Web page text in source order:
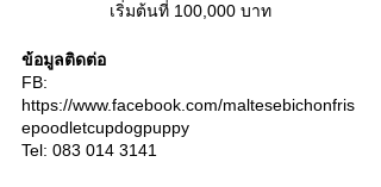
เริ่มต้นที่ 100,000 บาท
ข้อมูลติดต่อ
FB:
https://www.facebook.com/maltesebichonfris
epoodletcupdogpuppy
Tel: 083 014 3141